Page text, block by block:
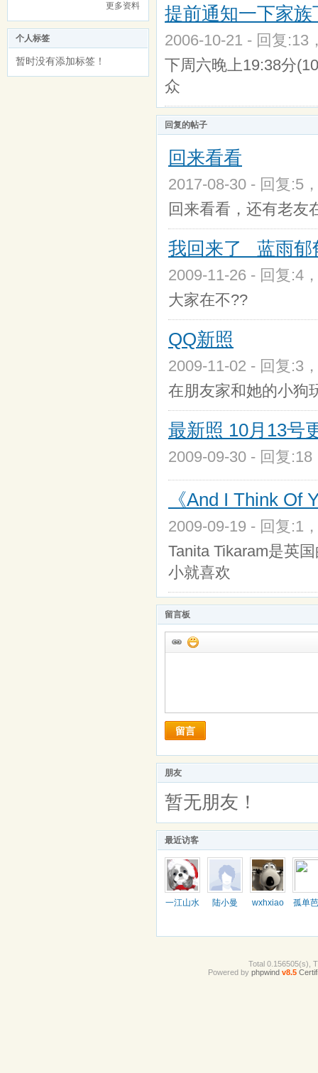
更多资料
个人标签
暂时没有添加标签！
提前通知一下家
2006-10-21 - 回复:13
下周六晚上19:38分
众
回复的帖子
回来看看
2017-08-30 - 回复:5
回来看看，还有老友
我回来了 蓝雨郁
2009-11-26 - 回复:4
大家在不??
QQ新照
2009-11-02 - 回复:3
在朋友家和她的小狗
最新照 10月13号
2009-09-30 - 回复
《And I Think Of
2009-09-19 - 回复:1
Tanita Tikaram是英
小就喜欢
留言板
留言
朋友
暂无朋友！
最近访客
一江山水 陆小曼 wxhxiao 孤单
Total 0.156505(s),
Powered by phpwind v8.5